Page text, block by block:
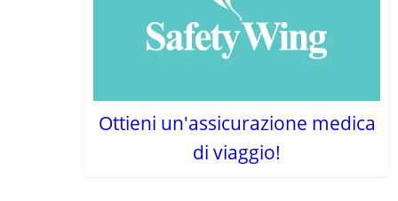
Ottieni un'assicurazione medica
di viaggio!